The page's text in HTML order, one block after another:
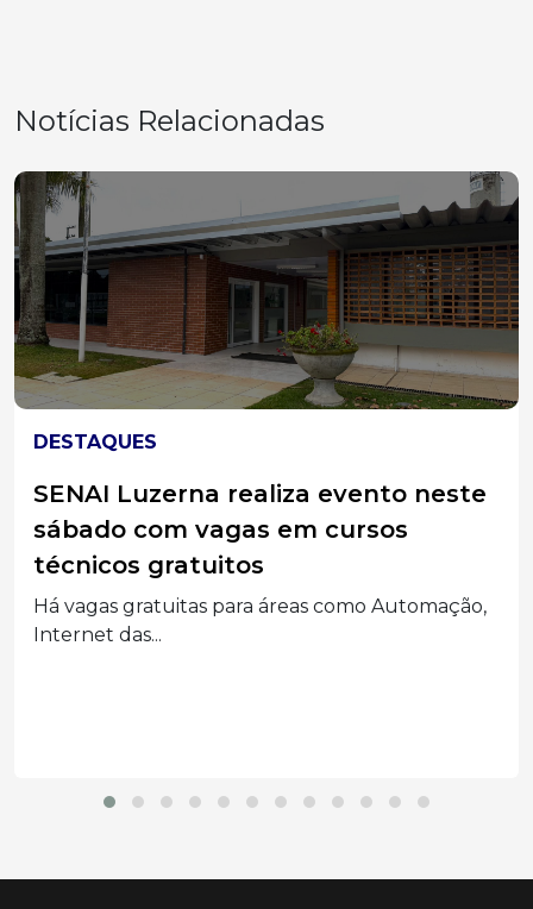
Notícias Relacionadas
DESTAQUES
SENAI Luzerna realiza evento neste
sábado com vagas em cursos
técnicos gratuitos
Há vagas gratuitas para áreas como Automação,
Internet das...